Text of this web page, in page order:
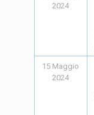
2024
15 Maggio
2024